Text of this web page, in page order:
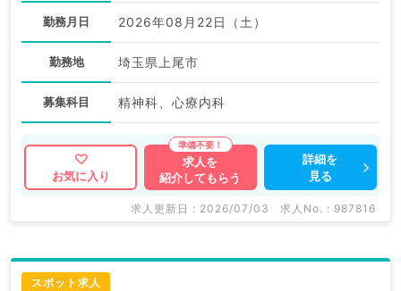
勤務月日 2026年08月22日（土）
勤務地 埼玉県上尾市
募集科目 精神科、心療内科
お気に入り
求人を
紹介してもらう
詳細を
見る
求人更新日 : 2026/07/03 求人No. : 987816
スポット求人